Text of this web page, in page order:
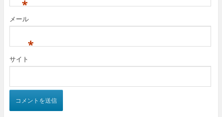
*
メール
*
サイト